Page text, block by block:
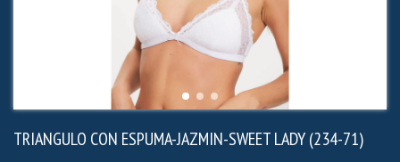
TRIANGULO CON ESPUMA-JAZMIN-SWEET LADY (234-71)